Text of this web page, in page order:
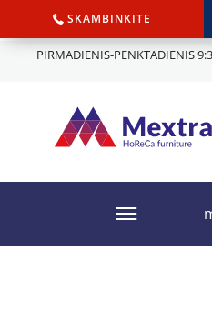
SKAMBINKITE
PIRMADIENIS-PENKTADIENIS